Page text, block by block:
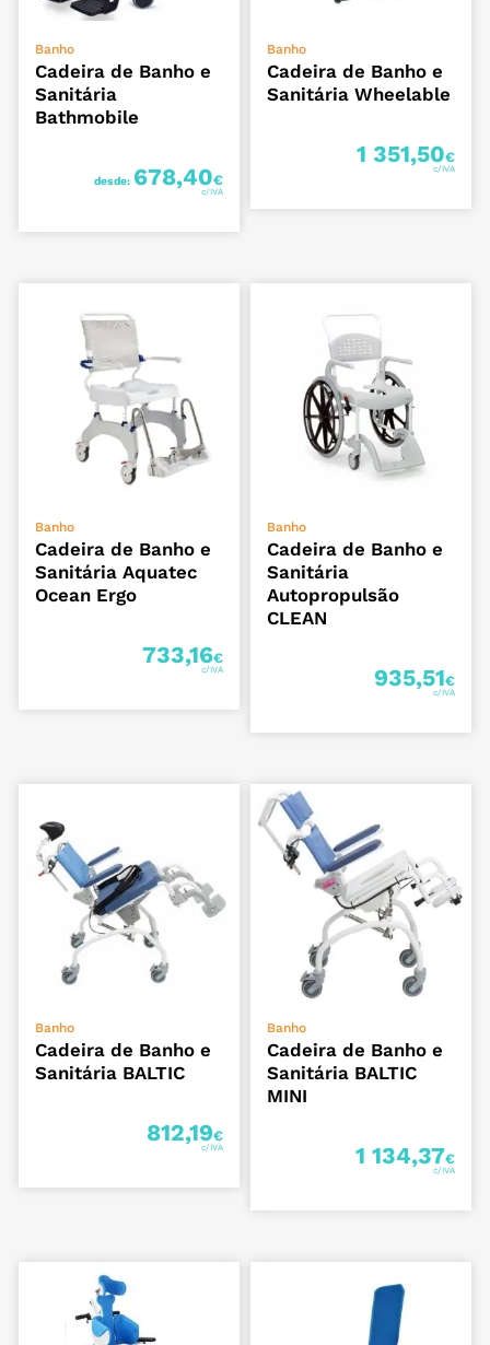
Banho
Cadeira de Banho e
Sanitária
Bathmobile
desde: 678,40€
Banho
Cadeira de Banho e
Sanitária Wheelable
1 351,50€
Banho
Cadeira de Banho e
Sanitária Aquatec
Ocean Ergo
733,16€
Banho
Cadeira de Banho e
Sanitária
Autopropulsão
CLEAN
935,51€
Banho
Cadeira de Banho e
Sanitária BALTIC
812,19€
Banho
Cadeira de Banho e
Sanitária BALTIC
MINI
1 134,37€